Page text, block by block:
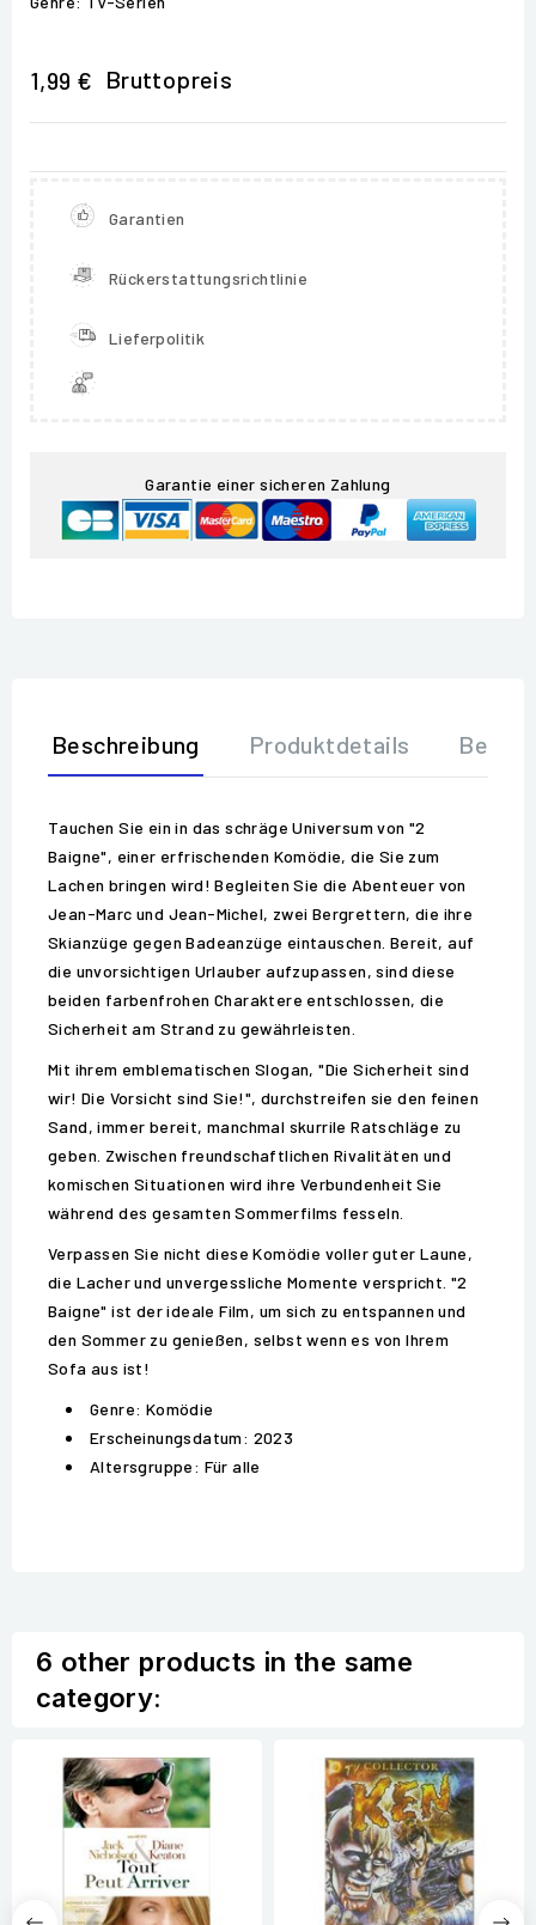
1,99 € Bruttopreis
Garantien
Rückerstattungsrichtlinie
Lieferpolitik
Garantie einer sicheren Zahlung
Beschreibung Produktdetails
Tauchen Sie ein in das schräge Universum von "2
Baigne", einer erfrischenden Komödie, die Sie zum
Lachen bringen wird! Begleiten Sie die Abenteuer von
Jean-Marc und Jean-Michel, zwei Bergrettern, die ihre
Skianzüge gegen Badeanzüge eintauschen. Bereit, auf
die unvorsichtigen Urlauber aufzupassen, sind diese
beiden farbenfrohen Charaktere entschlossen, die
Sicherheit am Strand zu gewährleisten.
Mit ihrem emblematischen Slogan, "Die Sicherheit sind
wir! Die Vorsicht sind Sie!", durchstreifen sie den feinen
Sand, immer bereit, manchmal skurrile Ratschläge zu
geben. Zwischen freundschaftlichen Rivalitäten und
komischen Situationen wird ihre Verbundenheit Sie
während des gesamten Sommerfilms fesseln.
Verpassen Sie nicht diese Komödie voller guter Laune,
die Lacher und unvergessliche Momente verspricht. "2
Baigne" ist der ideale Film, um sich zu entspannen und
den Sommer zu genießen, selbst wenn es von Ihrem
Sofa aus ist!
Genre: Komödie
Erscheinungsdatum: 2023
Altersgruppe: Für alle
6 other products in the same
category: